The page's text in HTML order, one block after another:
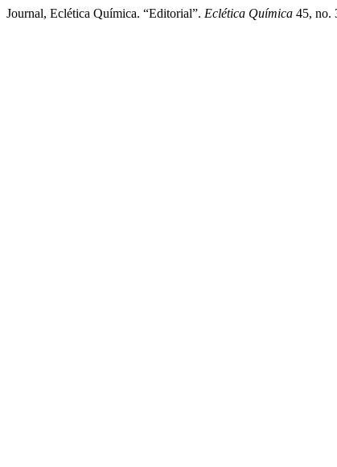
Journal, Eclética Química. “Editorial”. Eclética Química 45, no.